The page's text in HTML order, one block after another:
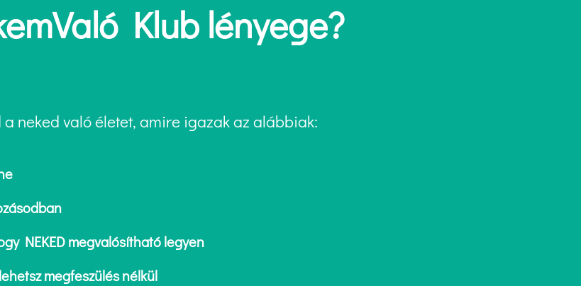
Klub lényege?
neked való életet, amire igazak az alábbiak:
NEKED megvalósítható legyen
megfeszülés nélkül